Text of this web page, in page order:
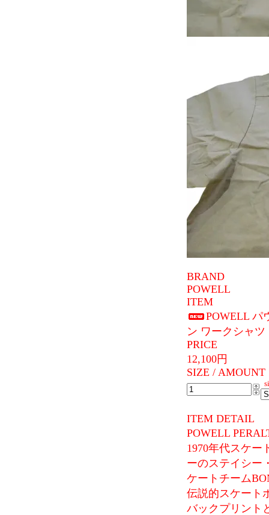
BRAND
POWELL
ITEM
POWELL パ
ン ワークシャ
PRICE
12,100円
SIZE / AMOUNT
ITEM DETAIL
POWELL
1970年代スケー
ーのステイシー
ケートチーム
伝説的スケート
バックプリント